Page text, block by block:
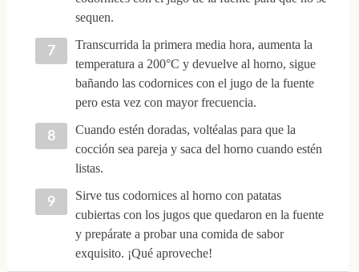
sequen.
Transcurrida la primera media hora, aumenta la
temperatura a 200°C y devuelve al horno, sigue
bañando las codornices con el jugo de la fuente
pero esta vez con mayor frecuencia.
Cuando estén doradas, voltéalas para que la
cocción sea pareja y saca del horno cuando estén
listas.
Sirve tus codornices al horno con patatas
cubiertas con los jugos que quedaron en la fuente
y prepárate a probar una comida de sabor
exquisito. ¡Qué aproveche!